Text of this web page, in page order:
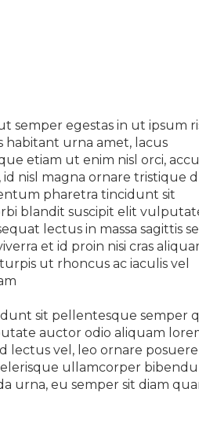
semper egestas in ut ipsum
habitant urna amet, lacus
etiam ut enim nisl orci,
nisl magna ornare tristique
pharetra tincidunt sit
blandit suscipit elit
lectus in massa sagittis
et id proin nisi cras
ut rhoncus ac iaculis vel
sit pellentesque semper
auctor odio aliquam
lectus vel, leo ornare
ullamcorper
urna, eu semper sit diam